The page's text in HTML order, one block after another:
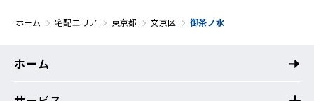
ホーム 宅配エリア 東京都 文京区 御茶ノ水
ホーム